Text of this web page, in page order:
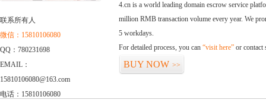
联系所有人
微信：15810106080
QQ：780231698
EMAIL：
15810106080@163.com
电话：15810106080
4.cn is a world leading domain escrow service
million RMB transaction volume every year. We
5 workdays.
For detailed process, you can “visit here” or contact
BUY NOW >>